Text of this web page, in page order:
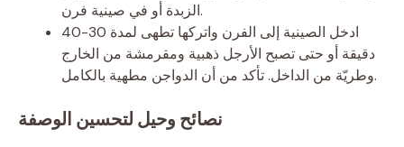
الزبدة أو في صينية فرن.
ادخل الصينية إلى الفرن واتركها تطهى لمدة 30-40
دقيقة أو حتى تصبح الأرجل ذهبية ومقرمشة من الخارج
وطريّة من الداخل. تأكد من أن الدواجن مطهية بالكامل.
نصائح وحيل لتحسين الوصفة